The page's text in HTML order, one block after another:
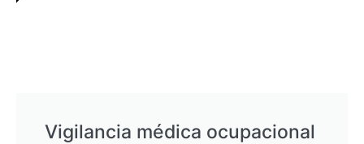
Vigilancia médica ocupacional